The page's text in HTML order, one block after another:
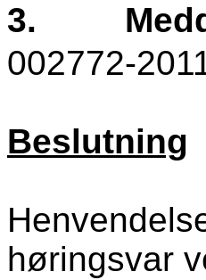
3.
002772-
Beslutning
høringsvar